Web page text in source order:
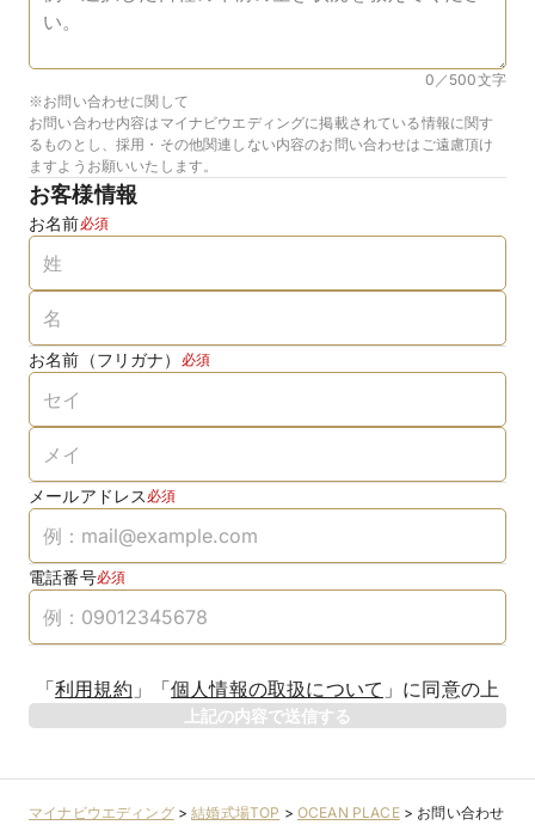
0／500文字
※お問い合わせに関して
お問い合わせ内容はマイナビウエディングに掲載されている情報に関す
るものとし、採用・その他関連しない内容のお問い合わせはご遠慮頂け
ますようお願いいたします。
お客様情報
お名前必須
お名前（フリガナ） 必須
メールアドレス 必須
電話番号必須
「利用規約 」 「個人情報の取扱について 」 に同意の上
上記の内容で送信する
マイナビウエディング>結婚式場TOP > OCEAN PLACE> お問い合わせ